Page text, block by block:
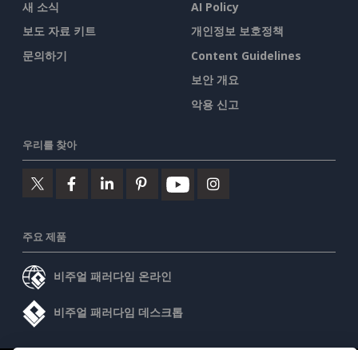
새 소식
보도 자료 키트
문의하기
AI Policy
개인정보 보호정책
Content Guidelines
보안 개요
악용 신고
우리를 찾아
주요 제품
비주얼 패러다임 온라인
비주얼 패러다임 데스크톱